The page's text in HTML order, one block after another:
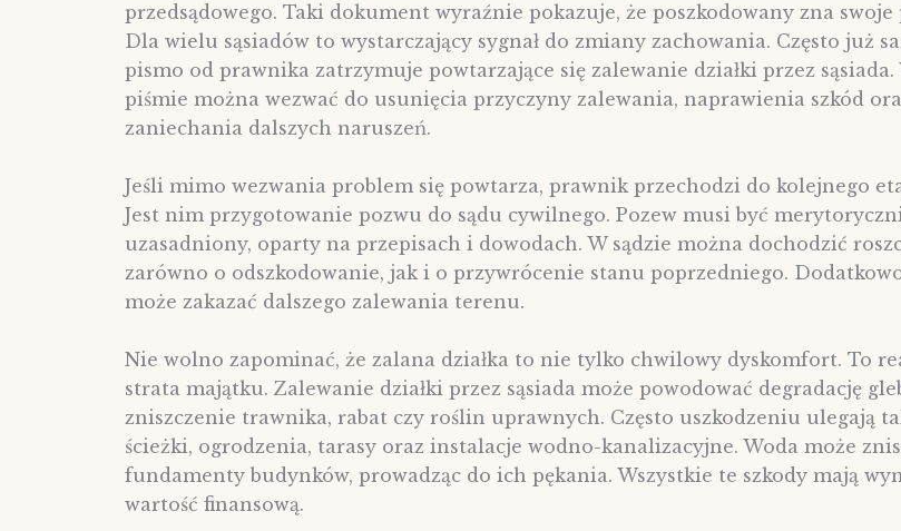
przedsądowego. Taki dokument wyraźnie pokazuje, że poszkodowany zna swoje
Dla wielu sąsiadów to wystarczający sygnał do zmiany zachowania. Często już
pismo od prawnika zatrzymuje powtarzające się zalewanie działki przez sąsiada.
piśmie można wezwać do usunięcia przyczyny zalewania, naprawienia szkód
zaniechania dalszych naruszeń.
Jeśli mimo wezwania problem się powtarza, prawnik przechodzi do kolejnego
Jest nim przygotowanie pozwu do sądu cywilnego. Pozew musi być
uzasadniony, oparty na przepisach i dowodach. W sądzie można dochodzić
zarówno o odszkodowanie, jak i o przywrócenie stanu poprzedniego.
może zakazać dalszego zalewania terenu.
Nie wolno zapominać, że zalana działka to nie tylko chwilowy dyskomfort. To
strata majątku. Zalewanie działki przez sąsiada może powodować degradację
zniszczenie trawnika, rabat czy roślin uprawnych. Często uszkodzeniu ulegają
ścieżki, ogrodzenia, tarasy oraz instalacje wodno-kanalizacyjne. Woda może
fundamenty budynków, prowadząc do ich pękania. Wszystkie te szkody mają
wartość finansową.